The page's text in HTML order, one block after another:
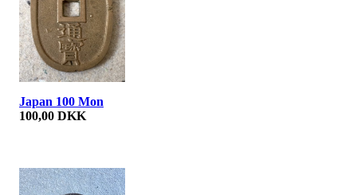
Japan 100 Mon
100,00 DKK